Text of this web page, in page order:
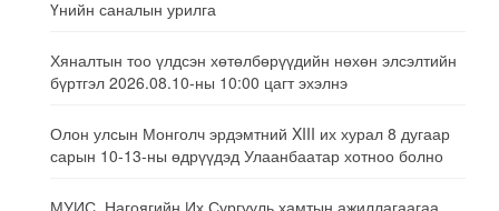
Үнийн саналын урилга
Хяналтын тоо үлдсэн хөтөлбөрүүдийн нөхөн элсэлтийн
бүртгэл 2026.08.10-ны 10:00 цагт эхэлнэ
Олон улсын Монголч эрдэмтний XIII их хурал 8 дугаар
сарын 10-13-ны өдрүүдэд Улаанбаатар хотноо болно
МУИС, Нагоягийн Их Сургууль хамтын ажиллагаагаа